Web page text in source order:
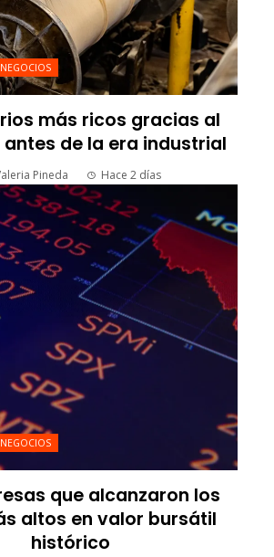
más ricos gracias al
de la era industrial
Pineda Hace 2 días
que alcanzaron los
altos en valor bursátil
histórico